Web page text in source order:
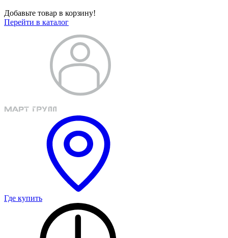
Добавьте товар в корзину!
Перейти в каталог
Где купить